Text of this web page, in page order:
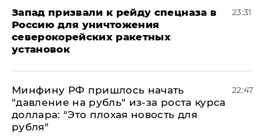
Запад призвали к рейду спецназа в
Россию для уничтожения
северокорейских ракетных
установок
23:31
Минфину РФ пришлось начать
"давление на рубль" из-за роста курса
доллара: "Это плохая новость для
рубля"
22:47